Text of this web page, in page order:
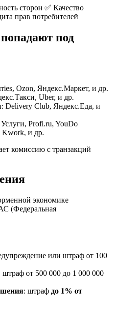
сторон ✅ Качество
прав потребителей
под
Ozon, Яндекс.Маркет, и др.
Uber, и др.
: Delivery Club, Яндекс.Еда, и
Profi.ru, YouDo
Kwork, и др.
комиссию с транзакций
экономике
(Федеральная
или штраф от 100
штраф от 500 000 до 1 000 000
: штраф до 1% от